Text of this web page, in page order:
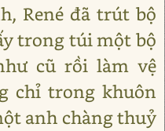
René đã trút bộ
trong túi một bộ
cũ rồi làm vệ
chỉ trong khuôn
anh chàng thuỷ